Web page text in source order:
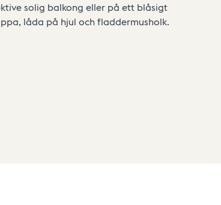
solig balkong eller på ett blåsigt
låda på hjul och fladdermusholk.